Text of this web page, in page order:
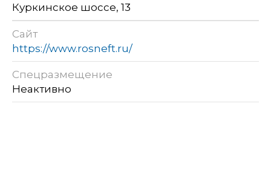
Куркинское шоссе, 13
Сайт
https://www.rosneft.ru/
Спецразмещение
Неактивно